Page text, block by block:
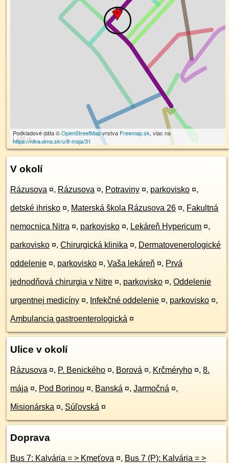
100 m
Podkladové dáta ©OpenStreetMapvrstva Freemap.sk, viac na
https://nitra.oma.sk/u/8-maja/31
V okolí
Rázusova ¤, Rázusova ¤, Potraviny ¤, parkovisko ¤,
detské ihrisko ¤, Materská škola Rázusova 26 ¤, Fakultná
nemocnica Nitra ¤, parkovisko ¤, Lekáreň Hypericum ¤,
parkovisko ¤, Chirurgická klinika ¤, Dermatovenerologické
oddelenie ¤, parkovisko ¤, Vaša lekáreň ¤, Prvá
jednodňová chirurgia v Nitre ¤, parkovisko ¤, Oddelenie
urgentnej medicíny ¤, Infekčné oddelenie ¤, parkovisko ¤,
Ambulancia gastroenterologická ¤
Ulice v okolí
Rázusova ¤, P. Benického ¤, Borová ¤, Krčméryho ¤, 8.
mája ¤, Pod Borinou ¤, Banská ¤, Jarmočná ¤,
Misionárska ¤, Súľovská ¤
Doprava
Bus 7: Kalvária = > Kmeťova ¤, Bus 7 (P): Kalvária = >